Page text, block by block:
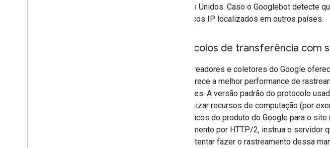
Estados Unidos. Caso o Googlebot detecte
endereços IP localizados em outros países.
Protocolos de transferência com
Os rastreadores e coletores do Google
que oferece a melhor performance de
anteriores. A versão padrão do protocolo
economizar recursos de computação (por
específicos do produto do Google para o
rastreamento por HTTP/2, instrua o
Google tentar fazer o rastreamento dessa